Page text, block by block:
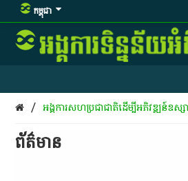
កម្ពុជា
/ អង្គការសហប្រជាជាតិដើម្បីអភិវឌ្ឍន៍ឧស្
ព័ត៌មាន​